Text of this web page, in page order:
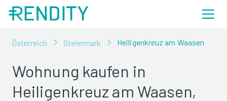
Österreich Steiermark Heiligenkreuz am Waasen
Wohnung kaufen in
Heiligenkreuz am Waasen,